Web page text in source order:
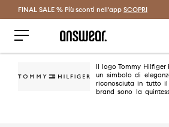
Risparmia con Answear Club
FINAL SALE % Più sconti nell'app SCOPRI
Il logo Tommy Hilfiger
un simbolo di
riconosciuta in tutto
brand sono la